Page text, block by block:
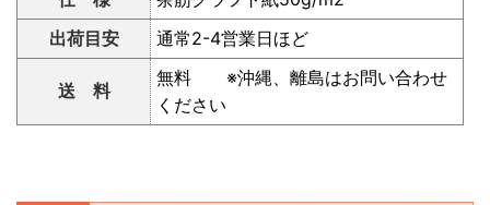
出荷目安
通常2-4営業日ほど
送 料
無料 ※沖縄、離島はお問い合わせ
ください